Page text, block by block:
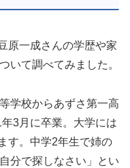
原一成さんの学歴や家
いて調べてみました。
学校からあずさ第一高
3月に卒業。大学には
す。中学2年生で姉の
分で探しなさい」とい